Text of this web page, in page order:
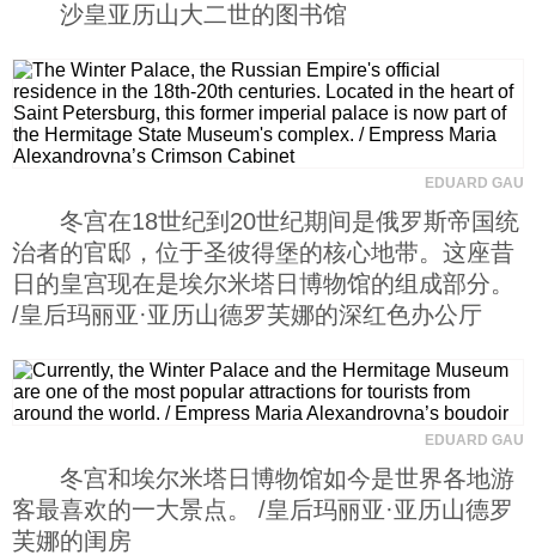
沙皇亚历山大二世的图书馆
EDUARD GAU
冬宫在18世纪到20世纪期间是俄罗斯帝国统
治者的官邸，位于圣彼得堡的核心地带。这座昔
日的皇宫现在是埃尔米塔日博物馆的组成部分。
/皇后玛丽亚·亚历山德罗芙娜的深红色办公厅
EDUARD GAU
冬宫和埃尔米塔日博物馆如今是世界各地游
客最喜欢的一大景点。 /皇后玛丽亚·亚历山德罗
芙娜的闺房